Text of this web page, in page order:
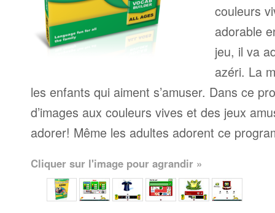
couleurs
adorable
jeu, il va
azéri. La
les enfants qui aiment s’amuser. Dans ce
d’images aux couleurs vives et des jeux
adorer! Même les adultes adorent ce
Cliquer sur l'image pour agrandir »